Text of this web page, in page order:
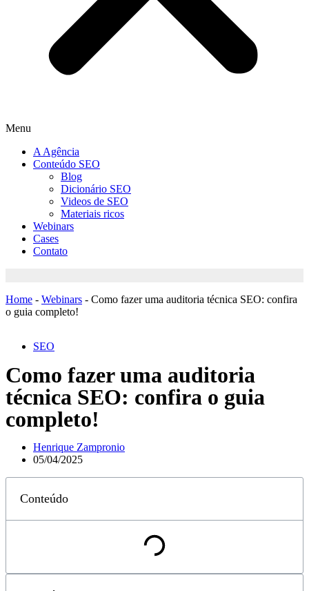
Menu
A Agência
Conteúdo SEO
Blog
Dicionário SEO
Videos de SEO
Materiais ricos
Webinars
Cases
Contato
Home - Webinars - Como fazer uma auditoria técnica SEO: confira
o guia completo!
SEO
Como fazer uma auditoria
técnica SEO: confira o guia
completo!
Henrique Zampronio
05/04/2025
Conteúdo